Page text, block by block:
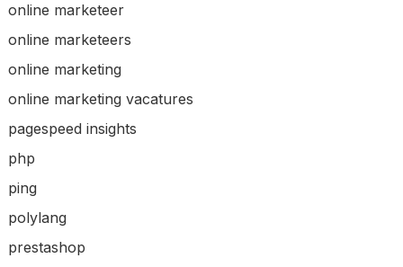
online marketeer
online marketeers
online marketing
online marketing vacatures
pagespeed insights
php
ping
polylang
prestashop